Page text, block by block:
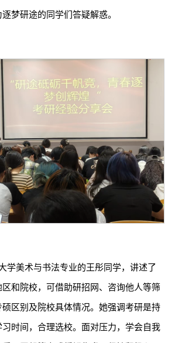
梦研途的同学们答疑解惑。
学美术与书法专业的王彤同学，讲述了
和院校，可借助研招网、咨询他人等筛
区别及院校具体情况。她强调考研是持
时间，合理选校。面对压力，学会自我